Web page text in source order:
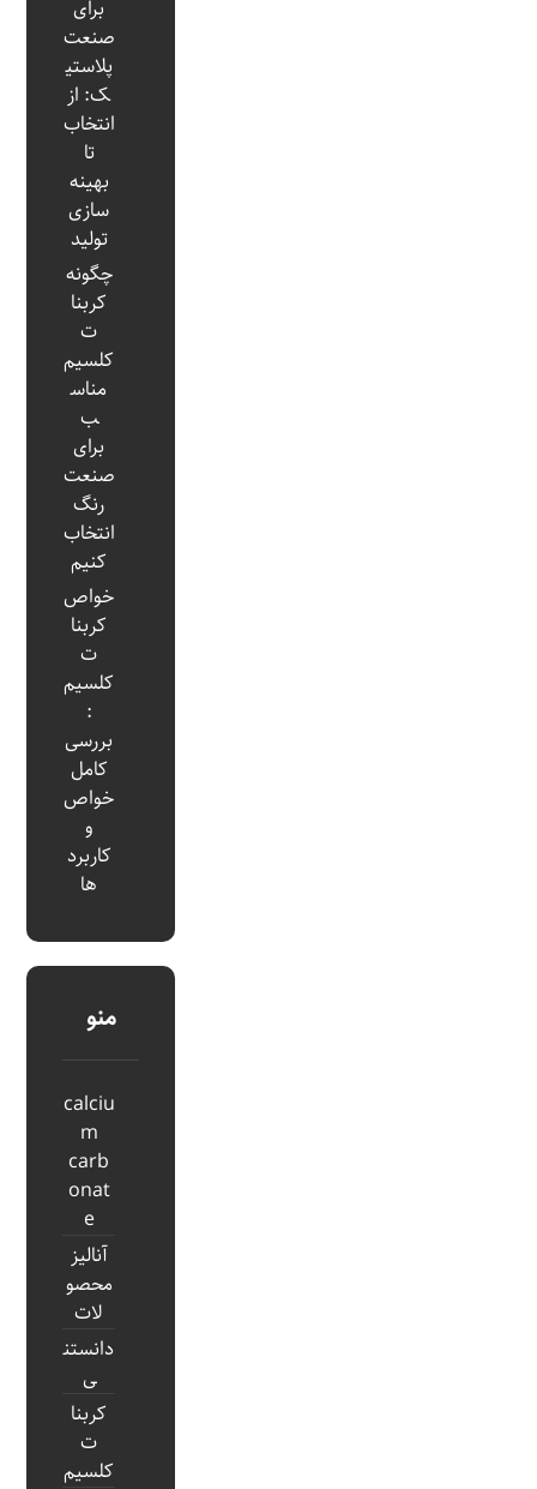
برای
صنعت
پلاستی
ک: از
انتخاب
تا
بهینه‌
سازی
تولید
چگونه
کربنا
ت
کلسیم
مناس
ب
برای
صنعت
رنگ
انتخاب
کنیم
خواص
کربنا
ت
کلسیم
:
بررسی
کامل
خواص
و
کاربرد
ها
منو
calciu
m
carb
onat
e
آنالیز
محصو
لات
دانستن
ی
کربنا
ت
کلسیم